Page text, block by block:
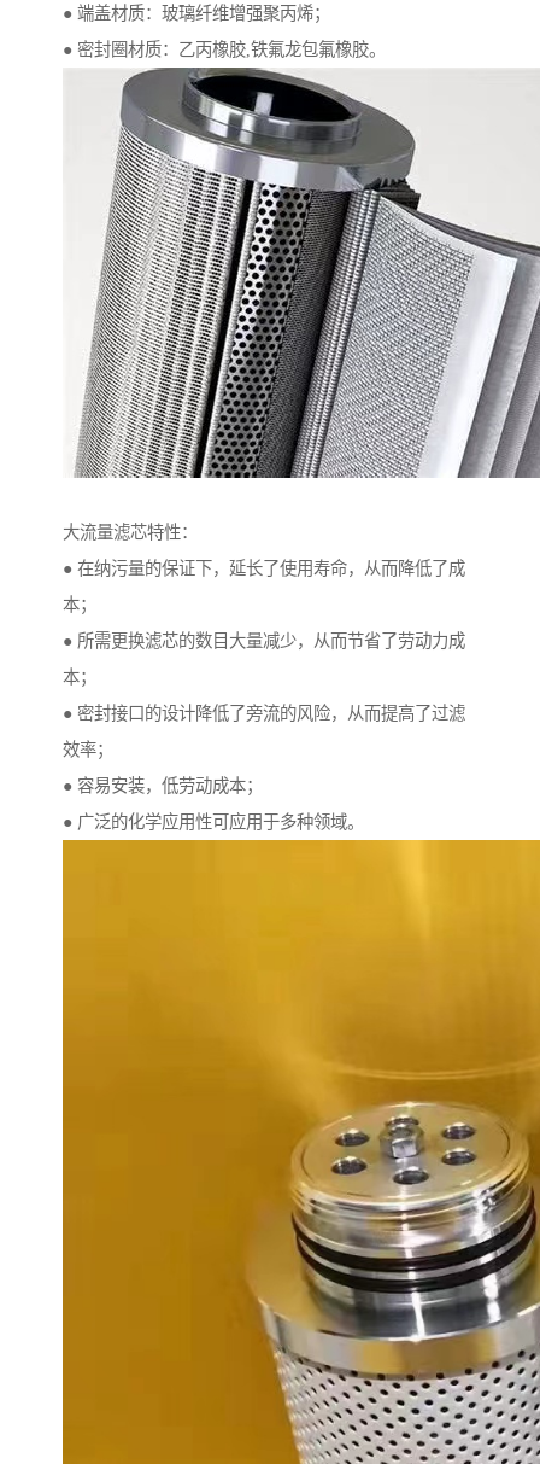
● 端盖材质：玻璃纤维增强聚丙烯；
● 密封圈材质：乙丙橡胶,铁氟龙包氟橡胶。
大流量滤芯特性：
● 在纳污量的保证下，延长了使用寿命，从而降低了成
本；
● 所需更换滤芯的数目大量减少，从而节省了劳动力成
本；
● 密封接口的设计降低了旁流的风险，从而提高了过滤
效率；
● 容易安装，低劳动成本；
● 广泛的化学应用性可应用于多种领域。